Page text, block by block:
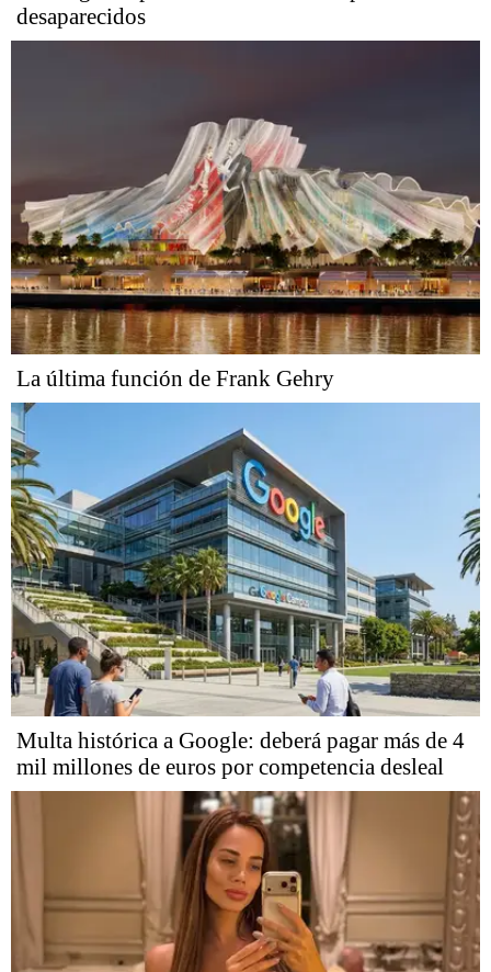
desaparecidos
La última función de Frank Gehry
Multa histórica a Google: deberá pagar más de 4
mil millones de euros por competencia desleal